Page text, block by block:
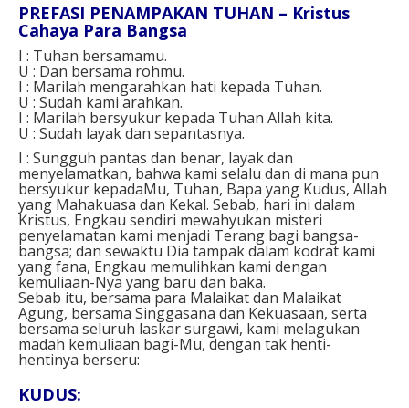
PREFASI PENAMPAKAN TUHAN – Kristus
Cahaya Para Bangsa
I : Tuhan bersamamu.
U : Dan bersama rohmu.
I : Marilah mengarahkan hati kepada Tuhan.
U : Sudah kami arahkan.
I : Marilah bersyukur kepada Tuhan Allah kita.
U : Sudah layak dan sepantasnya.
I : Sungguh pantas dan benar, layak dan
menyelamatkan, bahwa kami selalu dan di mana pun
bersyukur kepadaMu, Tuhan, Bapa yang Kudus, Allah
yang Mahakuasa dan Kekal. Sebab, hari ini dalam
Kristus, Engkau sendiri mewahyukan misteri
penyelamatan kami menjadi Terang bagi bangsa-
bangsa; dan sewaktu Dia tampak dalam kodrat kami
yang fana, Engkau memulihkan kami dengan
kemuliaan-Nya yang baru dan baka.
Sebab itu, bersama para Malaikat dan Malaikat
Agung, bersama Singgasana dan Kekuasaan, serta
bersama seluruh laskar surgawi, kami melagukan
madah kemuliaan bagi-Mu, dengan tak henti-
hentinya berseru:
KUDUS: